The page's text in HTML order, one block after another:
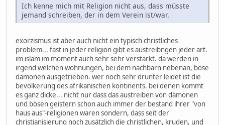
Ich kenne mich mit Religion nicht aus, dass müsste
jemand schreiben, der in dem Verein ist/war.
exorzismus ist aber auch nicht ein typisch christliches
problem... fast in jeder religion gibt es austreibngen jeder art.
im islam im moment auch sehr sehr verstärkt. da werden in
irgend welchen wohnungen, bei dem nachbarn nebenan, böse
dämonen ausgetrieben. wer noch sehr drunter leidet ist die
bevölkerung des afrikanischen kontinents. bei denen kommt
es ganz dicke... nicht nur dass das austreiben von dämonen
und bösen geistern schon auch immer der bestand ihrer "von
haus aus"-religionen waren sondern, dass seit der
christianisierung noch zusätzlich die christlichen, kruden, und